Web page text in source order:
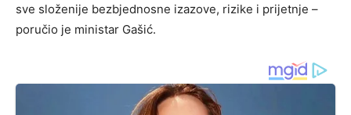
sve složenije bezbjednosne izazove, rizike i prijetnje –
poručio je ministar Gašić.